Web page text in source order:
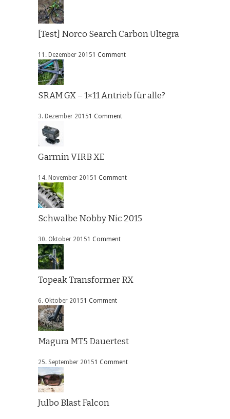
[Test] Norco Search Carbon Ultegra
11. Dezember 20151 Comment
SRAM GX – 1×11 Antrieb für alle?
3. Dezember 20151 Comment
Garmin VIRB XE
14. November 20151 Comment
Schwalbe Nobby Nic 2015
30. Oktober 20151 Comment
Topeak Transformer RX
6. Oktober 20151 Comment
Magura MT5 Dauertest
25. September 20151 Comment
Julbo Blast Falcon